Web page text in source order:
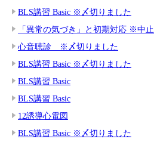
BLS講習 Basic ※〆切りました
「異常の気づき」と初期対応 ※中止
心音聴診 ※〆切りました
BLS講習 Basic ※〆切りました
BLS講習 Basic
BLS講習 Basic
12誘導心電図
BLS講習 Basic ※〆切りました